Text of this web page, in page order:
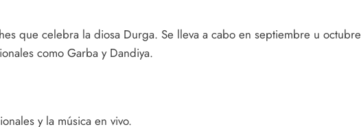
que celebra la diosa Durga. Se lleva a cabo en septiembre u octubre
como Garba y Dandiya.
y la música en vivo.